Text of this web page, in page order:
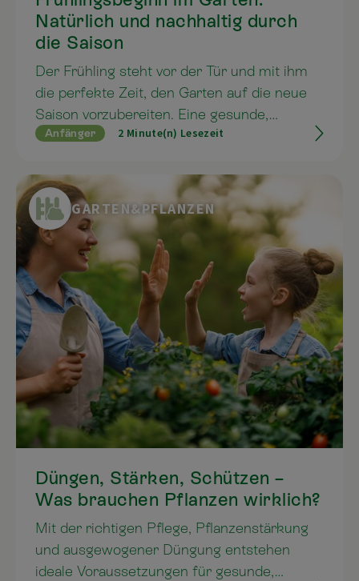
Natürlich und nachhaltig durch
die Saison
Der Frühling steht vor der Tür und mit ihm
die perfekte Zeit, den Garten auf die neue
Saison vorzubereiten. Eine gesunde,
nährstoffreiche Erde ist die beste Basis für
Ernte. Mit Effektiven Mikroorganismen (EM)
und hochwertigen organischen
Bodenverbesserern gelingt dies auf
natürliche Weise.
Anfänger 2 Minute(n) Lesezeit
GARTEN&PFLANZEN
Düngen, Stärken, Schützen –
Was brauchen Pflanzen wirklich?
Mit der richtigen Pflege, Pflanzenstärkung
und ausgewogener Düngung entstehen
ideale Voraussetzungen für gesunde,